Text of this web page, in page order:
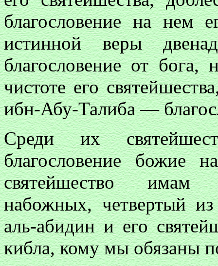
благословение на нем
истинной веры
благословение от бога,
чистоте его
ибн-Абу-Талиба —
Среди их
благословение
святейшество имам
набожных, четвертый
аль-абидин и его
кибла, кому мы обязаны